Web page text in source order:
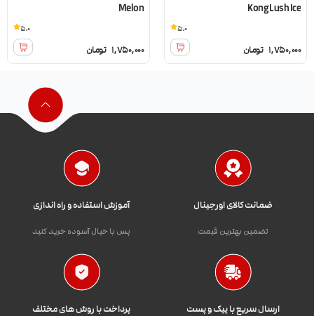
Kong Lush Ice
1,750,000 تومان
5.0
Melon
1,750,000 تومان
5.0
ضمانت کالای اورجینال
تضمین بهترین قیمت
آموزش استفاده و راه اندازی
پس با خیال آسوده خرید کنید
ارسال سریع با پیک و پست پرداخت با روش های مختلف